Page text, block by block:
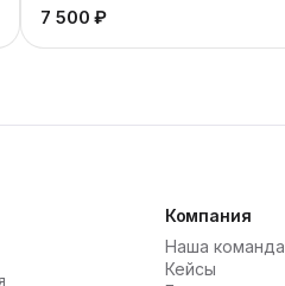
7 500 ₽
Компания
Наша команда
Кейсы